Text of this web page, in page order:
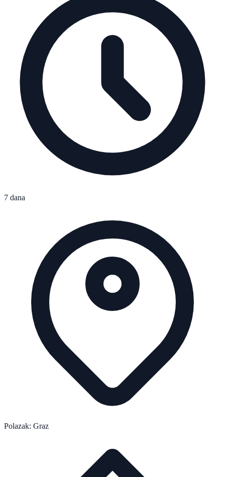
7 dana
Polazak: Graz